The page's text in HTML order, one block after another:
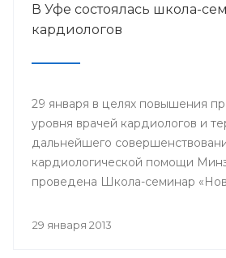
В Уфе состоялась школа-
кардиологов
29 января в целях повышения
уровня врачей кардиологов и
дальнейшего
кардиологической помощи
проведена Школа-семинар
29 января 2013